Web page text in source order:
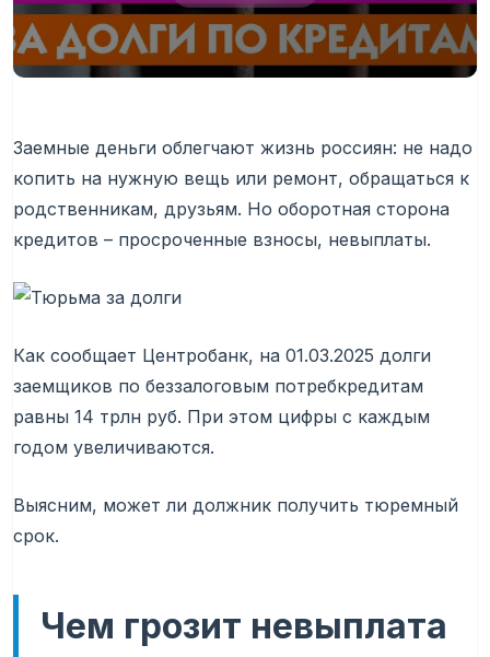
Заемные деньги облегчают жизнь россиян: не надо
копить на нужную вещь или ремонт, обращаться к
родственникам, друзьям. Но оборотная сторона
кредитов – просроченные взносы, невыплаты.
Как сообщает Центробанк, на 01.03.2025 долги
заемщиков по беззалоговым потребкредитам
равны 14 трлн руб. При этом цифры с каждым
годом увеличиваются.
Выясним, может ли должник получить тюремный
срок.
Чем грозит невыплата